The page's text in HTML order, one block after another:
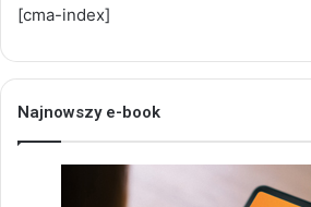
[cma-index]
Najnowszy e-book